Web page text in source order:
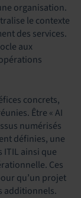
organisation.
le contexte
des services.
aux
concrets,
Être « AI
numérisés
définies, une
ainsi que
Ces
qu’un projet
additionnels.